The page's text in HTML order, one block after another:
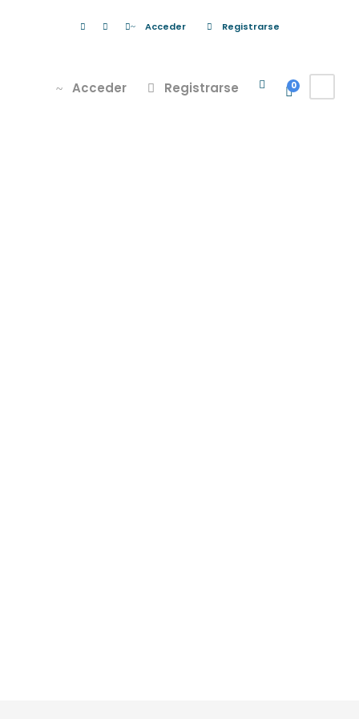
Acceder Registrarse
Acceder Registrarse 0